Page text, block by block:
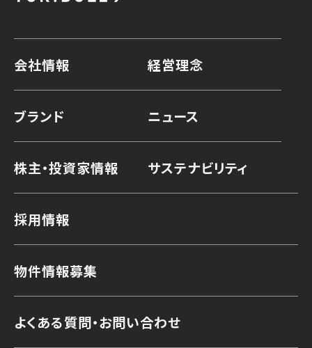
会社情報 経営理念
ブランド ニュース
株主・投資家情報 サステナビリティ
採用情報
物件情報募集
よくある質問・お問い合わせ